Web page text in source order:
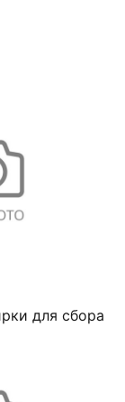
для сбора